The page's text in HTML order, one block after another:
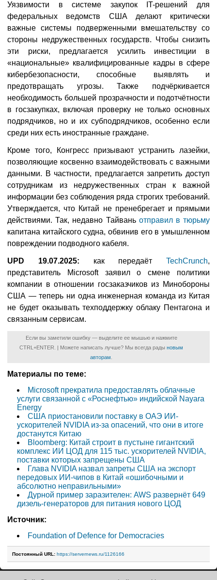
Уязвимости в системе закупок IT-решений для
федеральных ведомств США делают критически
важные системы подверженными вмешательству со
стороны недружественных государств. Чтобы снизить
эти риски, предлагается усилить инвестиции в
«национальные» квалифицированные кадры в сфере
кибербезопасности, способные выявлять и
предотвращать угрозы. Также подчёркивается
необходимость большей прозрачности и подотчётности
в госзакупках, включая проверку не только основных
подрядчиков, но и их субподрядчиков, особенно если
среди них есть иностранные граждане.
Кроме того, Конгресс призывают устранить лазейки,
позволяющие косвенно взаимодействовать с важными
данными. В частности, предлагается запретить доступ
сотрудникам из недружественных стран к важной
информации без соблюдения ряда строгих требований.
Утверждается, что Китай не пренебрегает и прямыми
действиями. Так, недавно Тайвань отправил в тюрьму
капитана китайского судна, обвинив его в умышленном
повреждении подводного кабеля.
UPD 19.07.2025: как передаёт TechCrunch,
представитель Microsoft заявил о смене политики
компании в отношении госзаказчиков из Минобороны
США — теперь ни одна инженерная команда из Китая
не будет оказывать техподдержку облаку Пентагона и
связанным сервисам.
Если вы заметили ошибку — выделите ее мышью и нажмите
CTRL+ENTER. | Можете написать лучше? Мы всегда рады новым
авторам
Материалы по теме:
Microsoft прекратила предоставлять облачные
услуги связанной с «Роснефтью» индийской Nayara
Energy
США приостановили поставку в ОАЭ ИИ-
ускорителей NVIDIA из-за опасений, что они в итоге
достанутся Китаю
Bloomberg: Китай строит в пустыне гигантский
комплекс ИИ ЦОД для 115 тыс. ускорителей NVIDIA,
поставки которых запрещены США
Глава NVIDIA назвал запреты США на экспорт
передовых ИИ-чипов в Китай «ошибочными и
абсолютно неправильными»
Дурной пример заразителен: AWS развернёт 649
дизель-генераторов для питания нового ЦОД
Источник:
Foundation of Defence for Democracies
Постоянный URL: https://servernews.ru/1126166